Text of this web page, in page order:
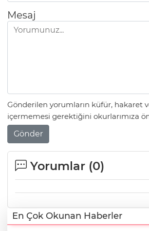
Mesaj
Gönderilen yorumların küfür, hakaret
içermemesi gerektiğini okurlarımıza
Gönder
Yorumlar (0)
En Çok Okunan Haberler